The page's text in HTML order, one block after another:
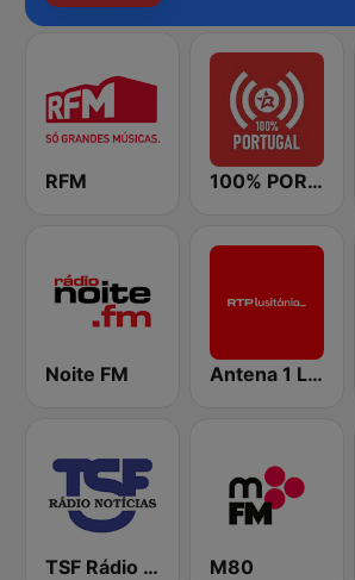
RFM 100% PORTUGAL
Noite FM Antena 1 Lusitânia
TSF Rádio Notícias M80